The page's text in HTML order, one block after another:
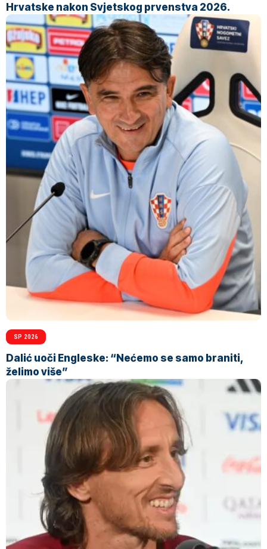
Hrvatske nakon Svjetskog prvenstva 2026.
SP 2026
Dalić uoči Engleske: “Nećemo se samo braniti,
želimo više”